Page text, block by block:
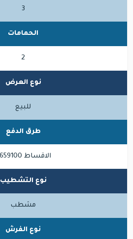
3
الحمامات
2
نوع العرض
للبيع
طرق الدفع
الاقساط 6659100
نوع التشطيب
مشطب
نوع الفرش